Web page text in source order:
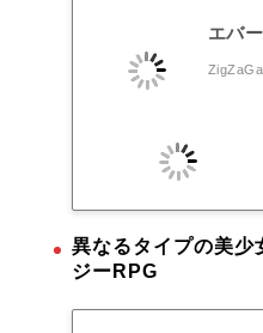
エバ
異なるタイプの美少
ジーRPG